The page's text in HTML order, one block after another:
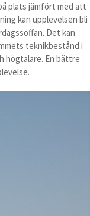
plats jämfört med att
kan upplevelsen bli
Det kan
teknikbestånd i
högtalare. En bättre